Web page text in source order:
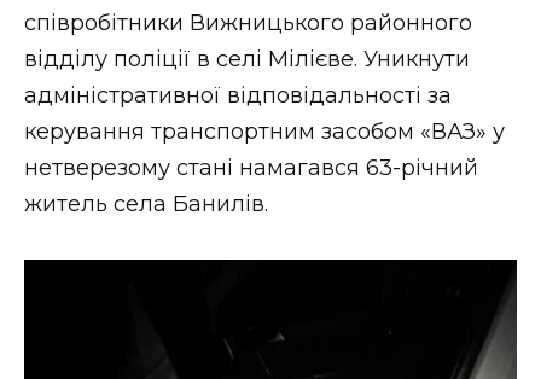
співробітники Вижницького районного
відділу поліції в селі Мілієве. Уникнути
адміністративної відповідальності за
керування транспортним засобом «ВАЗ» у
нетверезому стані намагався 63-річний
житель села Банилів.